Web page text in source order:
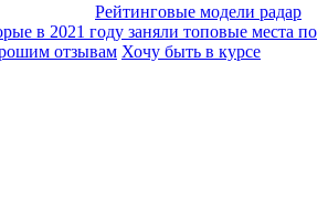
Рейтинговые модели радар
в 2021 году заняли топовые места по
отзывам Хочу быть в курсе